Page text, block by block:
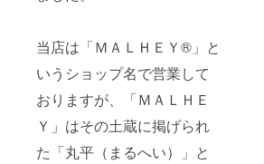
当店は「ＭＡＬＨＥＹ®」と
いうショップ名で営業して
おりますが、「ＭＡＬＨＥ
Ｙ」はその土蔵に掲げられ
た「丸平（まるへい）」と